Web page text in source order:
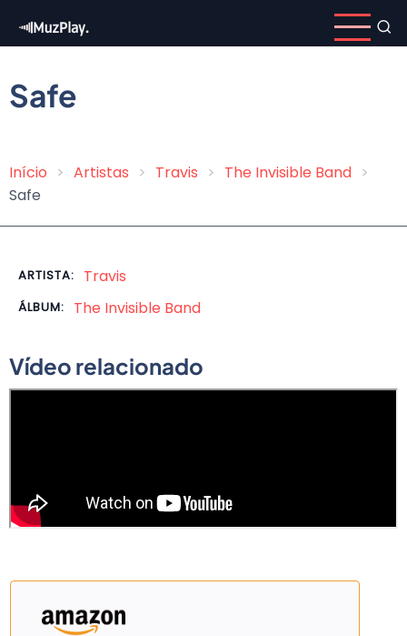
para
conteúdo
principal
Safe
Trilha
Início Artistas Travis
The Invisible Band
Safe
ARTISTA: Travis
ÁLBUM: The Invisible Band
Vídeo relacionado